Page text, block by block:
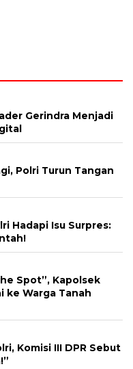
Gerindra Menjadi
Polri Turun Tangan
Hadapi Isu Surpres:
Spot”, Kapolsek
ke Warga Tanah
Komisi III DPR Sebut